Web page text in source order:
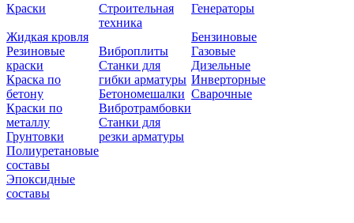
Краски
Жидкая кровля
Резиновые
краски
Краска по
бетону
Краски по
металлу
Грунтовки
Полиуретановые
составы
Эпоксидные
составы
Строительная
техника
Виброплиты
Станки для
гибки арматуры
Бетономешалки
Вибротрамбовки
Станки для
резки арматуры
Генераторы
Бензиновые
Газовые
Дизельные
Инверторные
Сварочные